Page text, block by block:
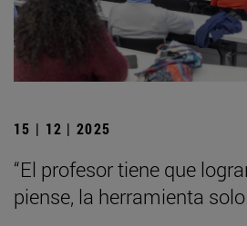
15 | 12 | 2025
“El profesor tiene que
piense, la herramienta